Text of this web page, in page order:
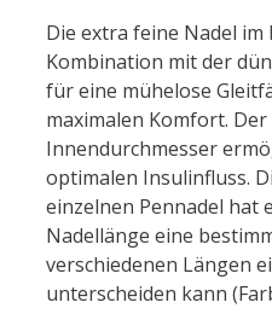
Die extra feine Nadel im
Kombination mit der
für eine mühelose
maximalen Komfort.
Innendurchmesser
optimalen Insulinfluss.
einzelnen Pennadel hat
Nadellänge eine
verschiedenen Längen
unterscheiden kann